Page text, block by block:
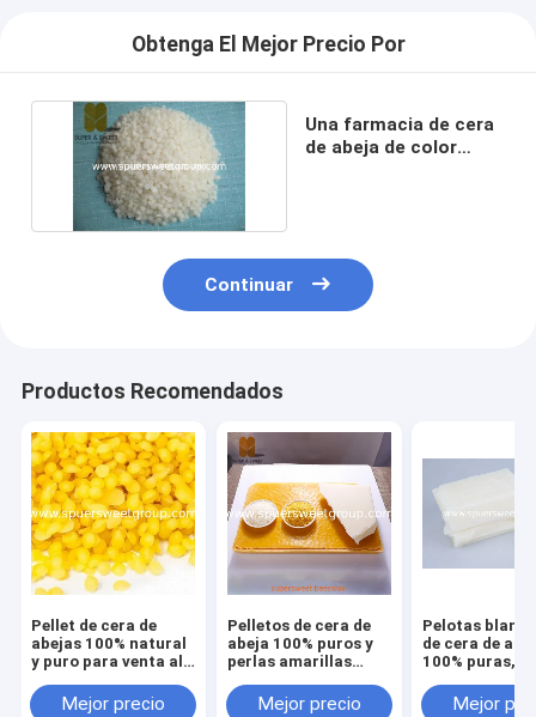
Obtenga El Mejor Precio Por
Una farmacia de cera
de abeja de color
Continuar
Productos Recomendados
Pellet de cera de
abejas 100% natural
y puro para venta al
Mejor precio
Pelletos de cera de
abeja 100% puros y
perlas amarillas
cera de abeja para
Mejor precio
Pelotas
de cera de
100% puras,
cera de abeja
Mejor